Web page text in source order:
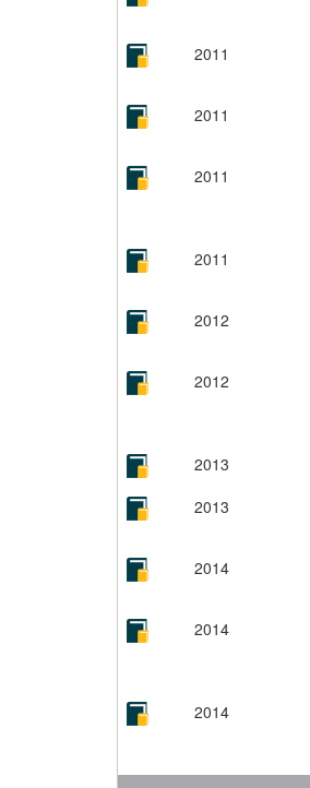
2011
2011
2011
2011
2012
2012
2013
2013
2014
2014
2014